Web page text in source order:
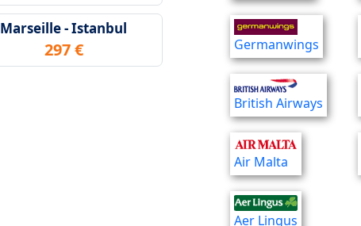
Marseille - Istanbul
297 € Germanwings
British Airways
Air Malta
Aer Lingus